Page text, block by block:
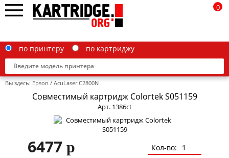
Canon
по принтеру по картриджу
0
Вы здесь: Epson / AcuLaser C2800N
Совместимый картридж Colortek S051159
Арт. 1386ct
6477 p
Кол-во: